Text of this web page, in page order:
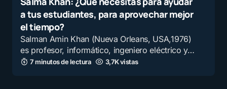
a tus estudiantes, para aprovechar mejor
el tiempo?
Salman Amin Khan (Nueva Orleans, USA,1976)
es profesor, informático, ingeniero eléctrico y…
7 minutos de lectura 3,7K vistas